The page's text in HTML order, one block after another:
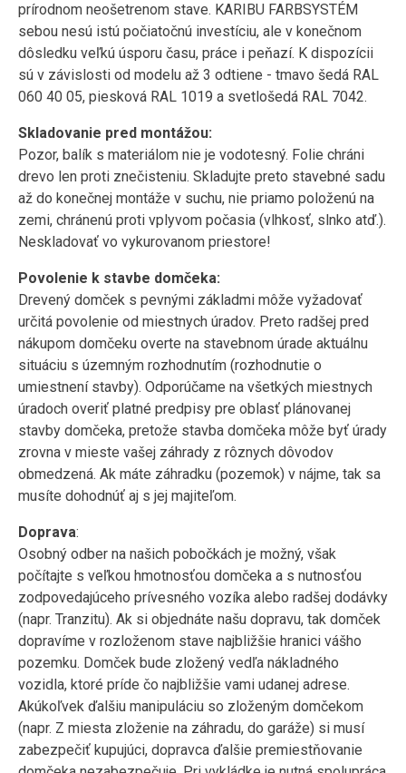
prírodnom neošetrenom stave. KARIBU FARBSYSTÉM
sebou nesú istú počiatočnú investíciu, ale v konečnom
dôsledku veľkú úsporu času, práce i peňazí. K dispozícii
sú v závislosti od modelu až 3 odtiene - tmavo šedá RAL
060 40 05, piesková RAL 1019 a svetlošedá RAL 7042.
Skladovanie pred montážou:
Pozor, balík s materiálom nie je vodotesný. Folie chráni
drevo len proti znečisteniu. Skladujte preto stavebné sadu
až do konečnej montáže v suchu, nie priamo položenú na
zemi, chránenú proti vplyvom počasia (vlhkosť, slnko atď.).
Neskladovať vo vykurovanom priestore!
Povolenie k stavbe domčeka:
Drevený domček s pevnými základmi môže vyžadovať
určitá povolenie od miestnych úradov. Preto radšej pred
nákupom domčeku overte na stavebnom úrade aktuálnu
situáciu s územným rozhodnutím (rozhodnutie o
umiestnení stavby). Odporúčame na všetkých miestnych
úradoch overiť platné predpisy pre oblasť plánovanej
stavby domčeka, pretože stavba domčeka môže byť úrady
zrovna v mieste vašej záhrady z rôznych dôvodov
obmedzená. Ak máte záhradku (pozemok) v nájme, tak sa
musíte dohodnúť aj s jej majiteľom.
Doprava:
Osobný odber na našich pobočkách je možný, však
počítajte s veľkou hmotnosťou domčeka a s nutnosťou
zodpovedajúceho prívesného vozíka alebo radšej dodávky
(napr. Tranzitu). Ak si objednáte našu dopravu, tak domček
dopravíme v rozloženom stave najbližšie hranici vášho
pozemku. Domček bude zložený vedľa nákladného
vozidla, ktoré príde čo najbližšie vami udanej adrese.
Akúkoľvek ďalšiu manipuláciu so zloženým domčekom
(napr. Z miesta zloženie na záhradu, do garáže) si musí
zabezpečiť kupujúci, dopravca ďalšie premiestňovanie